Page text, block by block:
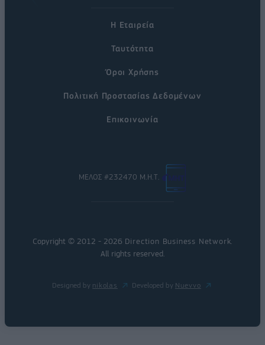
Η Εταιρεία
Ταυτότητα
Όροι Χρήσης
Πολιτική Προστασίας Δεδομένων
Επικοινωνία
ΜΕΛΟΣ #232470 Μ.Η.Τ.
Copyright © 2012 - 2026 Direction Business Network
All rights reserved.
Designed by nikolas Developed by Nuevvo